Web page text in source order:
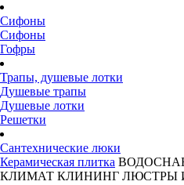
Сифоны
Сифоны
Гофры
Трапы, душевые лотки
Душевые трапы
Душевые лотки
Решетки
Сантехнические люки
Керамическая плитка
КЛИМАТ КЛИНИНГ ЛЮСТРЫ